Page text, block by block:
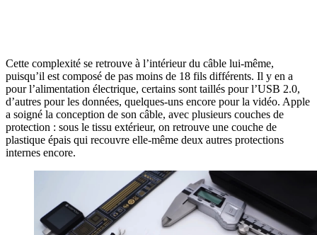
Cette complexité se retrouve à l’intérieur du câble lui-même,
puisqu’il est composé de pas moins de 18 fils différents. Il y en a
pour l’alimentation électrique, certains sont taillés pour l’USB 2.0,
d’autres pour les données, quelques-uns encore pour la vidéo. Apple
a soigné la conception de son câble, avec plusieurs couches de
protection : sous le tissu extérieur, on retrouve une couche de
plastique épais qui recouvre elle-même deux autres protections
internes encore.